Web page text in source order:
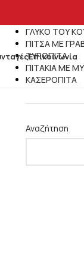
Επικοινωνία
ΓΛΥΚΟ ΤΟΥ
ΠΙΤΣΑ ΜΕ
ΤΥΡΟΠΙΤΑ
ΠΙΤΑΚΙΑ ΜΕ
ΚΑΣΕΡΟΠΙΤΑ
Αναζήτηση